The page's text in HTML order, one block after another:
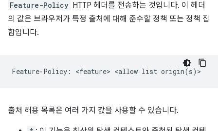
Feature-Policy HTTP 헤더를 전송하는 것입니다. 이 헤더
의 값은 브라우저가 특정 출처에 대해 준수할 정책 또는 정책 집
합입니다.
출처 허용 목록은 여러 가지 값을 사용할 수 있습니다.